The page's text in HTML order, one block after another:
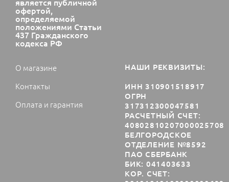
офертой,
определяемой
положениями Статьи
437 Гражданского
кодекса РФ
О магазине
Контакты
Оплата и гарантия
НАШИ РЕКВИЗИТЫ:
ИНН 310901518917
ОГРН
317312300047581
РАСЧЕТНЫЙ СЧЕТ:
40802810207000025708
БЕЛГОРОДСКОЕ
ОТДЕЛЕНИЕ №8592
ПАО СБЕРБАНК
БИК: 041403633
КОР. СЧЕТ: